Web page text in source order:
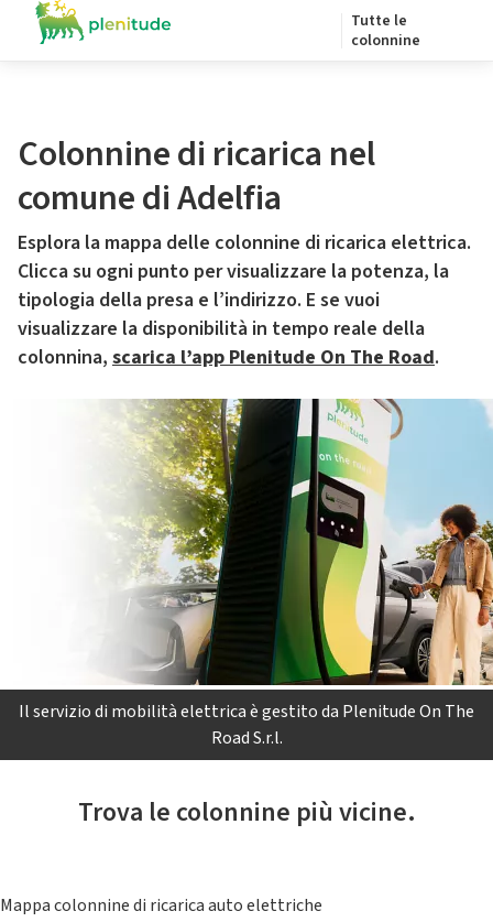
Tutte le
colonnine
Colonnine di ricarica nel
comune di Adelfia
Esplora la mappa delle colonnine di ricarica elettrica.
Clicca su ogni punto per visualizzare la potenza, la
tipologia della presa e l’indirizzo. E se vuoi
visualizzare la disponibilità in tempo reale della
colonnina, scarica l’app Plenitude On The Road.
Il servizio di mobilità elettrica è gestito da Plenitude On The
Road S.r.l.
Trova le colonnine più vicine.
Mappa colonnine di ricarica auto elettriche